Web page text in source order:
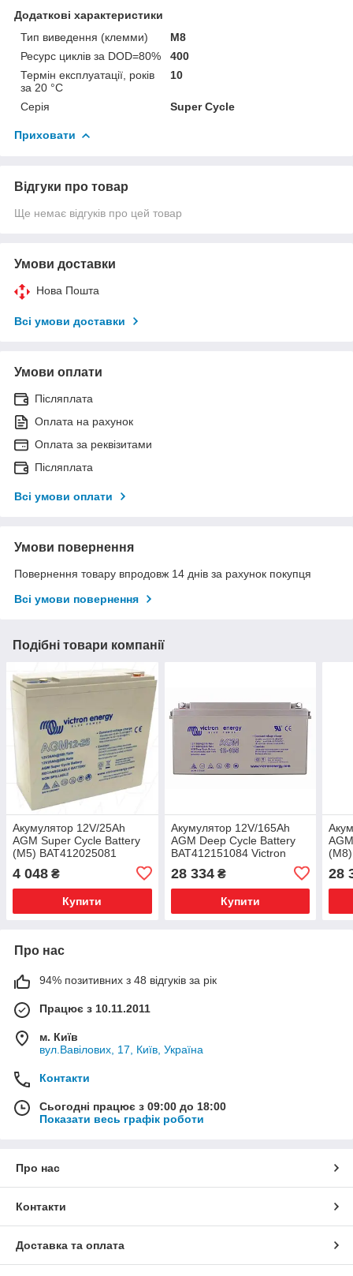
Додаткові характеристики
Тип виведення (клемми)
M8
Ресурс циклів за DOD=80%
400
Термін експлуатації, років
за 20 °C
10
Серія Super Cycle
Приховати
Відгуки про товар
Ще немає відгуків про цей товар
Умови доставки
Нова Пошта
Всі умови доставки
Умови оплати
Післяплата
Оплата на рахунок
Оплата за реквізитами
Післяплата
Всі умови оплати
Умови повернення
Повернення товару впродовж 14 днів за рахунок покупця
Всі умови повернення
Подібні товари компанії
Акумулятор 12V/25Ah
AGM Super Cycle Battery
(M5) BAT412025081
4 048 ₴
Купити
Акумулятор 12V/165Ah
AGM Deep Cycle Battery
BAT412151084 Victron
28 334₴
Купити
28
Про нас
94% позитивних з 48 відгуків за рік
Працює з 10.11.2011
м. Київ
вул.Вавілових, 17, Київ, Україна
Контакти
Сьогодні працює з 09:00 до 18:00
Показати весь графік роботи
Про нас
Контакти
Доставка та оплата